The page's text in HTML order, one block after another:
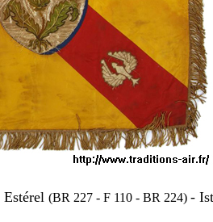
(BR 227 - F 110 - BR 224) -